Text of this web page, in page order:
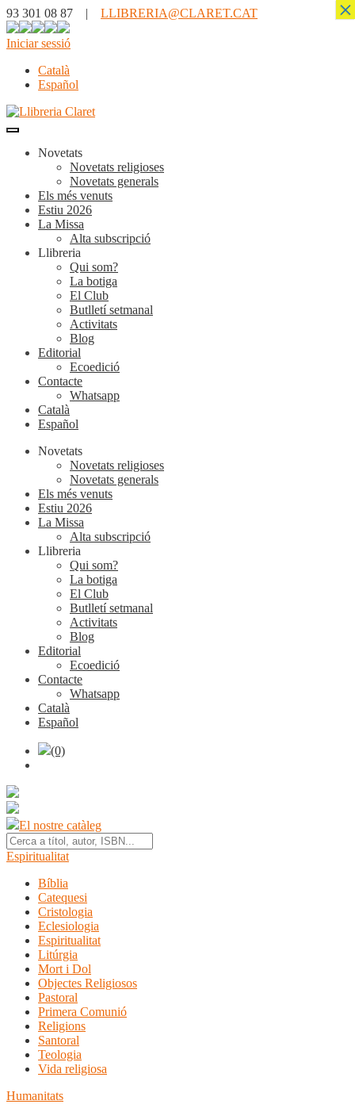
93 301 08 87 | LLIBRERIA@CLARET.CAT
Iniciar sessió
Català
Español
Novetats
Novetats religioses
Novetats generals
Els més venuts
Estiu 2026
La Missa
Alta subscripció
Llibreria
Qui som?
La botiga
El Club
Butlletí setmanal
Activitats
Blog
Editorial
Ecoedició
Contacte
Whatsapp
Català
Español
Novetats
Novetats religioses
Novetats generals
Els més venuts
Estiu 2026
La Missa
Alta subscripció
Llibreria
Qui som?
La botiga
El Club
Butlletí setmanal
Activitats
Blog
Editorial
Ecoedició
Contacte
Whatsapp
Català
Español
(0)
El nostre catàleg
Espiritualitat
Bíblia
Catequesi
Cristologia
Eclesiologia
Espiritualitat
Litúrgia
Mort i Dol
Objectes Religiosos
Pastoral
Primera Comunió
Religions
Santoral
Teologia
Vida religiosa
Humanitats
×